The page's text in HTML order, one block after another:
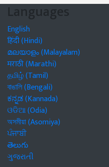
Languages
English
हिंदी (Hindi)
മലയാളം (Malayalam)
मराठी (Marathi)
தமிழ் (Tamil)
বাঙালি (Bengali)
ಕನ್ನಡ (Kannada)
ଓଡିଆ (Odia)
অসমীয়া (Asomiya)
ਪੰਜਾਬੀ
తెలుగు
ગુજરાતી